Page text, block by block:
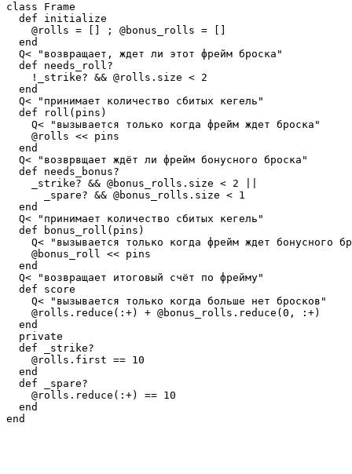
class Frame
  def initialize
    @rolls = [] ; @bonus_rolls = []
  end
  Q< "возвращает, ждет ли этот фрейм броска"
  def needs_roll?
    !_strike? && @rolls.size < 2
  end
  Q< "принимает количество сбитых кегель"
  def roll(pins)
    Q< "вызывается только когда фрейм ждет броска"
    @rolls << pins
  end
  Q< "возврвщает ждёт ли фрейм бонусного броска"
  def needs_bonus?
    _strike? && @bonus_rolls.size < 2 ||
      _spare? && @bonus_rolls.size < 1
  end
  Q< "принимает количество сбитых кегель"
  def bonus_roll(pins)
Q< "вызывается только когда фрейм ждет бонусного
    @bonus_roll << pins
  end
  Q< "возвращает итоговый счёт по фрейму"
  def score
    Q< "вызывается только когда больше нет бросков"
    @rolls.reduce(:+) + @bonus_rolls.reduce(0, :+)
  end
  private
  def _strike?
    @rolls.first == 10
  end
  def _spare?
    @rolls.reduce(:+) == 10
  end